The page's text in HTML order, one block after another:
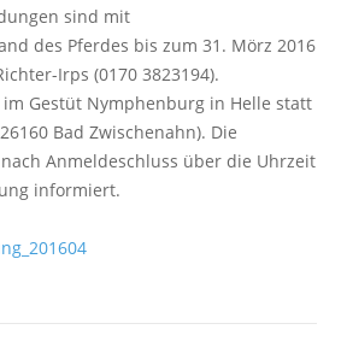
sind mit
des Pferdes bis zum 31. Mörz 2016
Irps (0170 3823194).
Gestüt Nymphenburg in Helle statt
Bad Zwischenahn). Die
Anmeldeschluss über die Uhrzeit
informiert.